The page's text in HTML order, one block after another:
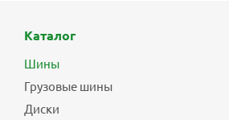
Каталог
Шины
Грузовые шины
Диски